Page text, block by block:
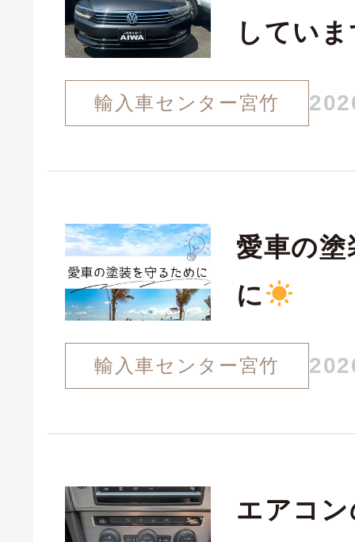
してい
輸入車センター宮竹
愛車の
に
輸入車センター宮竹
エアコ